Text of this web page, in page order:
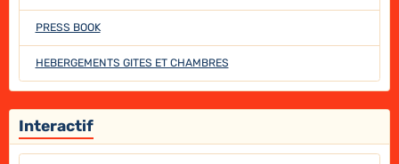
PRESS BOOK
HEBERGEMENTS GITES ET CHAMBRES
Interactif